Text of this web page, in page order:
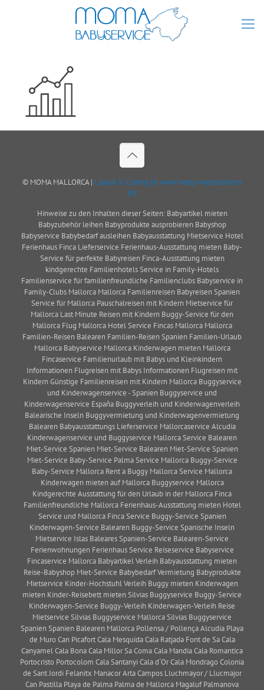
© MOMA MALLORCA | Layout & Coding by www.wddp websolutions
BV
Hinweise zu den Inhalten dieser Seiten: Babyartikel mieten
Babyzubehör leihen Babyprodukte ausprobieren Babyshop
Babyservice Babybedarf ausleihen Babyausstattung Mietservice Hotel
Ferienhaus Finca Lieferservice Ferienhaus-Ausstattung mieten Baby-
Service für perfekte Babyreisen Finca-Ausstattung mieten
kindgerechte Familienhotels Service in Family-Hotels
Familienservice für familienfreundliche Familienclubs Babyservice in
Family-Clubs Mallorca Mallorca Familienreisen Babyreisen Spanien
Service für Mallorca Pauschalreisen mit Kindern Mietservice für
Mallorca Last Minute Reisen mit Kindern Buggy-Service für den
Mallorca Flug Mallorca Hotel Service Fincas Mallorca Mallorca
Familien-Reisen Balearen Familien-Reisen Spanien Familien-Urlaub
Mallorca Babyservice Mallorca Kinderwagen mieten Mallorca
Fincaservice Familienurlaub mit Babys und Kleinkindern
Informationen Flugreisen mit Babys Informationen Flugreisen mit
Kindern Günstige Familienreisen mit Kindern Mallorca Buggyservice
und Kinderwagenservice - Spanien Buggyservice und
Kinderwagenservice España Buggyverleih und Kinderwagenverleih
Balearische Inseln Buggyvermietung und Kinderwagenvermietung
Balearen Babyausstattungs Lieferservice Mallorcaservice Alcudia
Kinderwagenservice und Buggyservice Mallorca Service Balearen
Miet-Service Spanien Miet-Service Balearen Miet-Service Spanien
Miet-Service Baby-Service Palma Service Mallorca Buggy-Service
Baby-Service Mallorca Rent a Buggy Mallorca Service Mallorca
Kinderwagen mieten auf Mallorca Buggyservice Mallorca
Kindgerechte Ausstattung für den Urlaub in der Mallorca Finca
Familienfreundliche Mallorca Ferienhaus-Ausstattung mieten Hotel
Service und Mallorca Finca Service Buggy-Service Spanien
Kinderwagen-Service Balearen Buggy-Service Spanische Inseln
Mietservice Islas Baleares Spanien-Service Balearen-Service
Ferienwohnungen Ferienhaus Service Reiseservice Babyservice
Fincaservice Mallorca Babyartikel Verleih Babyausstattung mieten
Reise-Babyshop Miet-Service Babybedarf Vermietung Babyprodukte
Mietservice Kinder-Hochstuhl Verleih Buggy mieten Kinderwagen
mieten Kinder-Reisebett mieten Silvias Buggyservice Buggy-Service
Kinderwagen-Service Buggy-Verleih Kinderwagen-Verleih Reise
Mietservice Silvias Buggyservice Mallorca Silvias Buggyservice
Spanien Spanien Balearen Mallorca Pollensa / Pollença Alcudia Playa
de Muro Can Picafort Cala Mesquida Cala Ratjada Font de Sa Cala
Canyamel Cala Bona Cala Millor Sa Coma Cala Mandia Cala Romantica
Portocristo Portocolom Cala Santanyi Cala d´Or Cala Mondrago Colonia
de Sant Jordi Felanitx Manacor Arta Campos Lluchmayor / Llucmajor
Can Pastilla Playa de Palma Palma de Mallorca Magaluf Palmanova